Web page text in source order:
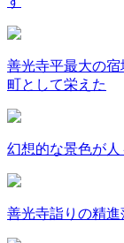
善光寺平最大の
町として栄えた
幻想的な景色が
善光寺詣りの精